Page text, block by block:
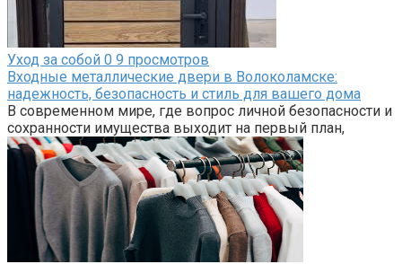
Уход за собой 0 9 просмотров
Входные металлические двери в Волоколамске:
надежность, безопасность и стиль для вашего дома
В современном мире, где вопрос личной безопасности и
сохранности имущества выходит на первый план,